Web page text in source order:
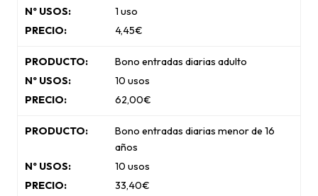
1 uso
4,45€
Bono entradas diarias adulto
10 usos
62,00€
Bono entradas diarias menor de 16
años
10 usos
33,40€